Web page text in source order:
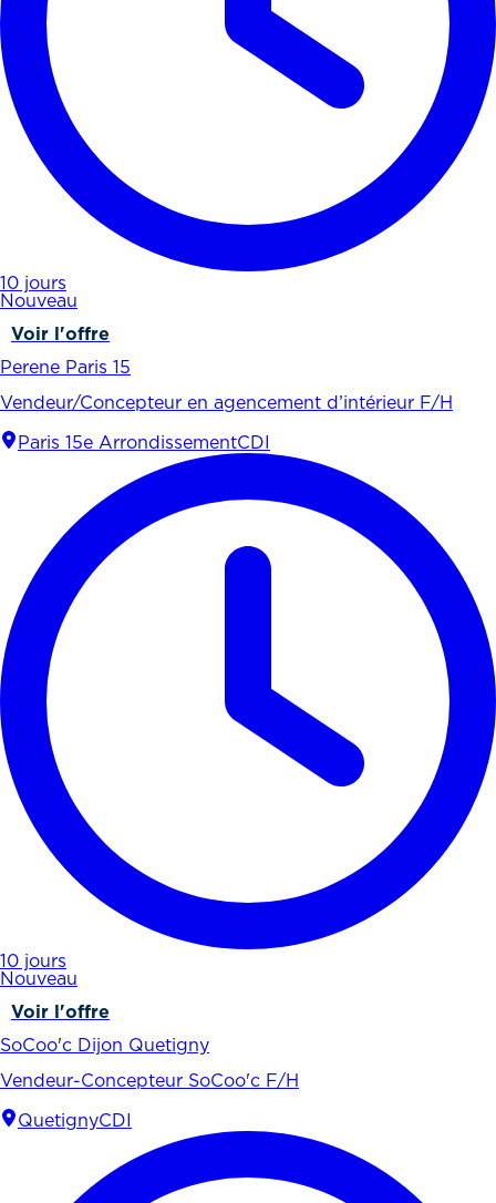
10 jours
Nouveau
Voir l'offre
Perene Paris 15
Vendeur/Concepteur en agencement d’intérieur F/H
Paris 15e ArrondissementCDI
10 jours
Nouveau
Voir l'offre
SoCoo'c Dijon Quetigny
Vendeur-Concepteur SoCoo'c F/H
QuetignyCDI